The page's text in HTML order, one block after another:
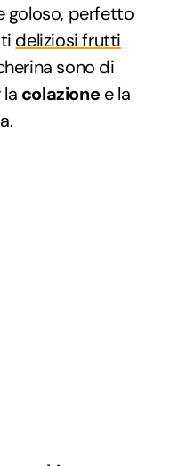
goloso, perfetto
deliziosi frutti
sono di
colazionee la